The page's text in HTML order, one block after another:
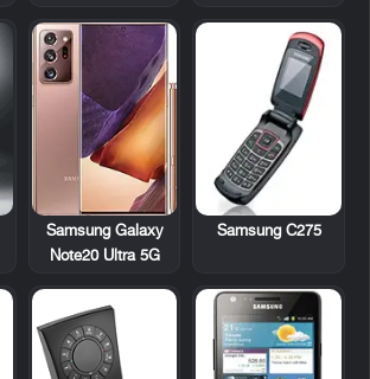
Samsung C275
Samsung Galaxy
Note20 Ultra 5G